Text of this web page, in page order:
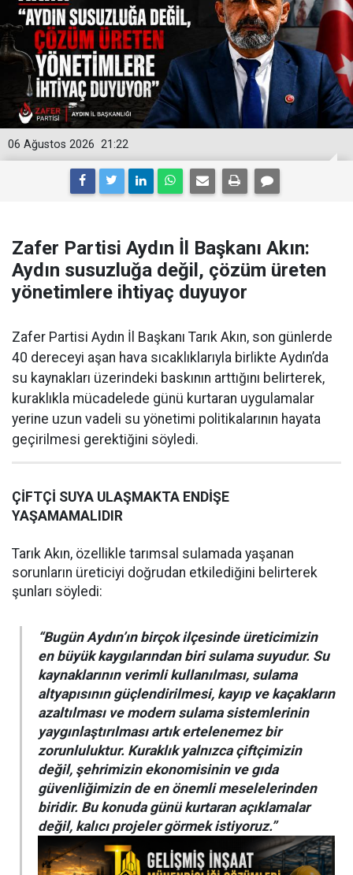
21:22
06 Ağustos 2026
Zafer Partisi Aydın İl Başkanı Akın:
Aydın susuzluğa değil, çözüm üreten
yönetimlere ihtiyaç duyuyor
Zafer Partisi Aydın İl Başkanı Tarık Akın, son günlerde
40 dereceyi aşan hava sıcaklıklarıyla birlikte Aydın’da
su kaynakları üzerindeki baskının arttığını belirterek,
kuraklıkla mücadelede günü kurtaran uygulamalar
yerine uzun vadeli su yönetimi politikalarının hayata
geçirilmesi gerektiğini söyledi.
ÇİFTÇİ SUYA ULAŞMAKTA ENDİŞE
YAŞAMAMALIDIR
Tarık Akın, özellikle tarımsal sulamada yaşanan
sorunların üreticiyi doğrudan etkilediğini belirterek
şunları söyledi:
“Bugün Aydın’ın birçok ilçesinde üreticimizin
en büyük kaygılarından biri sulama suyudur. Su
kaynaklarının verimli kullanılması, sulama
altyapısının güçlendirilmesi, kayıp ve kaçakların
azaltılması ve modern sulama sistemlerinin
yaygınlaştırılması artık ertelenemez bir
zorunluluktur. Kuraklık yalnızca çiftçimizin
değil, şehrimizin ekonomisinin ve gıda
güvenliğimizin de en önemli meselelerinden
biridir. Bu konuda günü kurtaran açıklamalar
değil, kalıcı projeler görmek istiyoruz.”